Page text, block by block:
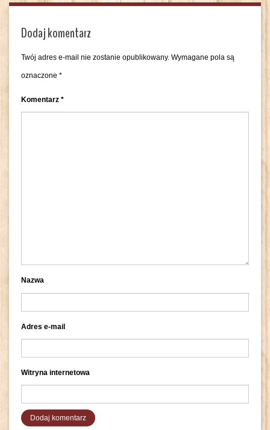
Dodaj komentarz
Twój adres e-mail nie zostanie opublikowany. Wymagane pola są
oznaczone *
Komentarz *
Nazwa
Adres e-mail
Witryna internetowa